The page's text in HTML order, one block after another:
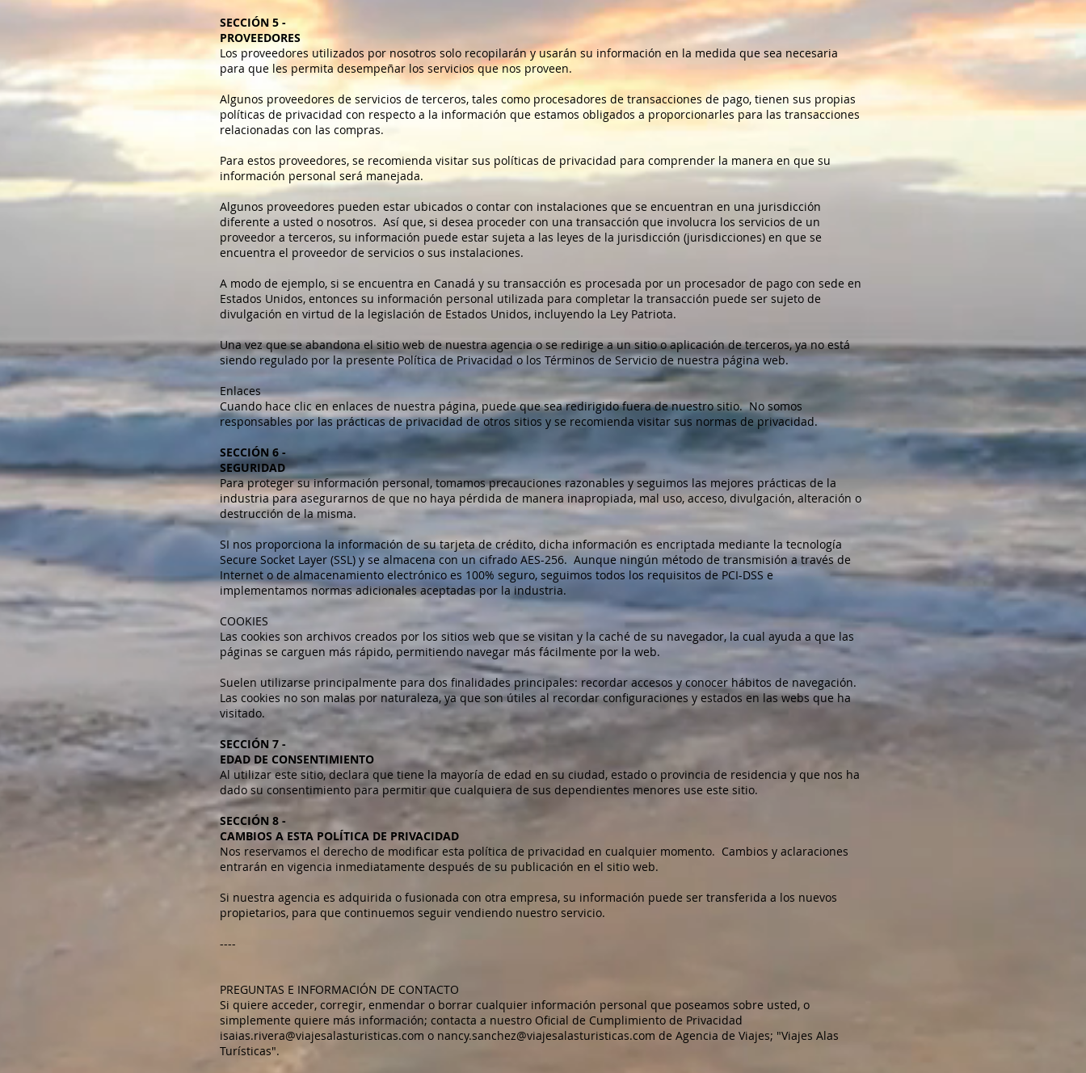
SECCIÓN 5 -
PROVEEDORES
Los proveedores utilizados por nosotros solo recopilarán y usarán su información en la medida que sea necesaria
para que les permita desempeñar los servicios que nos proveen.
Algunos proveedores de servicios de terceros, tales como procesadores de transacciones de pago, tienen sus propias
políticas de privacidad con respecto a la información que estamos obligados a proporcionarles para las transacciones
relacionadas con las compras.
Para estos proveedores, se recomienda visitar sus políticas de privacidad para comprender la manera en que su
información personal será manejada.
Algunos proveedores pueden estar ubicados o contar con instalaciones que se encuentran en una jurisdicción
diferente a usted o nosotros. Así que, si desea proceder con una transacción que involucra los servicios de un
proveedor a terceros, su información puede estar sujeta a las leyes de la jurisdicción (jurisdicciones) en que se
encuentra el proveedor de servicios o sus instalaciones.
A modo de ejemplo, si se encuentra en Canadá y su transacción es procesada por un procesador de pago con sede en
Estados Unidos, entonces su información personal utilizada para completar la transacción puede ser sujeto de
divulgación en virtud de la legislación de Estados Unidos, incluyendo la Ley Patriota.
Una vez que se abandona el sitio web de nuestra agencia o se redirige a un sitio o aplicación de terceros, ya no está
siendo regulado por la presente Política de Privacidad o los Términos de Servicio de nuestra página web.
Enlaces
Cuando hace clic en enlaces de nuestra página, puede que sea redirigido fuera de nuestro sitio. No somos
responsables por las prácticas de privacidad de otros sitios y se recomienda visitar sus normas de privacidad.
SECCIÓN 6 -
SEGURIDAD
Para proteger su información personal, tomamos precauciones razonables y seguimos las mejores prácticas de la
industria para asegurarnos de que no haya pérdida de manera inapropiada, mal uso, acceso, divulgación, alteración o
destrucción de la misma.
SI nos proporciona la información de su tarjeta de crédito, dicha información es encriptada mediante la tecnología
Secure Socket Layer (SSL) y se almacena con un cifrado AES-256. Aunque ningún método de transmisión a través de
Internet o de almacenamiento electrónico es 100% seguro, seguimos todos los requisitos de PCI-DSS e
implementamos normas adicionales aceptadas por la industria.
COOKIES
Las cookies son archivos creados por los sitios web que se visitan y la caché de su navegador, la cual ayuda a que las
páginas se carguen más rápido, permitiendo navegar más fácilmente por la web.
Suelen utilizarse principalmente para dos finalidades principales: recordar accesos y conocer hábitos de navegación.
Las cookies no son malas por naturaleza, ya que son útiles al recordar configuraciones y estados en las webs que ha
visitado.
SECCIÓN 7 -
EDAD DE CONSENTIMIENTO
Al utilizar este sitio, declara que tiene la mayoría de edad en su ciudad, estado o provincia de residencia y que nos ha
dado su consentimiento para permitir que cualquiera de sus dependientes menores use este sitio.
SECCIÓN 8 -
CAMBIOS A ESTA POLÍTICA DE PRIVACIDAD
Nos reservamos el derecho de modificar esta política de privacidad en cualquier momento. Cambios y aclaraciones
entrarán en vigencia inmediatamente después de su publicación en el sitio web.
Si nuestra agencia es adquirida o fusionada con otra empresa, su información puede ser transferida a los nuevos
propietarios, para que continuemos seguir vendiendo nuestro servicio.
----
PREGUNTAS E INFORMACIÓN DE CONTACTO
Si quiere acceder, corregir, enmendar o borrar cualquier información personal que poseamos sobre usted, o
simplemente quiere más información; contacta a nuestro Oficial de Cumplimiento de Privacidad
isaias.rivera@viajesalasturisticas.com o nancy.sanchez@viajesalasturisticas.com de Agencia de Viajes; "Viajes Alas
Turísticas".